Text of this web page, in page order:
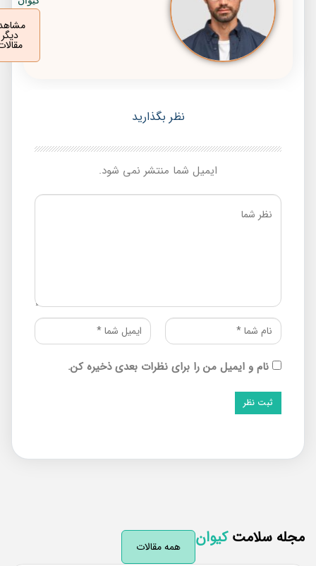
مشاهده
مقالات
نظر بگذارید
ایمیل شما منتشر نمی شود.
نام و ایمیل من را برای نظرات بعدی ذخیره کن.
سلامتکیوان همه مقالات